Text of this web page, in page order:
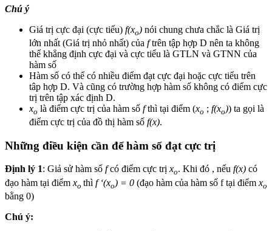
Chú ý
Giá trị cực đại (cực tiểu) f(xo) nói chung chưa chắc là Giá trị
lớn nhất (Giá trị nhỏ nhất) của ftrên tập hợp D nên ta không
thể khẳng định cực đại và cực tiểu là GTLN và GTNN của
hàm số
Hàm số có thể có nhiều điểm đạt cực đại hoặc cực tiểu trên
tâp hợp D. Và cũng có trường hợp hàm số không có điểm cực
trị trên tập xác định D.
xo là điểm cực trị của hàm số fthì tại điểm (xo ; f(xo)) ta gọi là
điểm cực trị của đồ thị hàm số f(x).
Những điều kiện cần để hàm số đạt cực trị
Định lý 1: Giả sử hàm số fcó điểm cực trịxo. Khi đó , nếu f(x) có
đạo hàm tại điểm xo thì f ‘(xo) = 0 (đạo hàm của hàm số f tại điểm xo
bằng 0)
Chú ý: